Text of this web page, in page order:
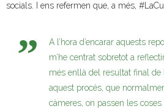
socials. I ens refermen que, a més,
A l’hora d’encarar aquests
m’he centrat sobretot a
més enllà del resultat final de
aquest procés, que
càmeres, on passen les